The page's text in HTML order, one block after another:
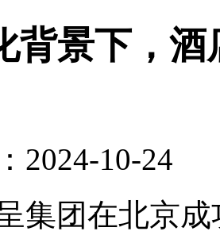
背景下，
2024-10-24
集团在北京